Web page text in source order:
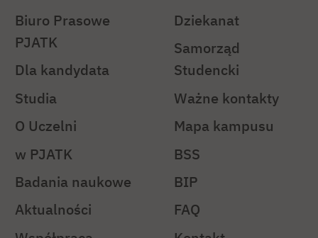
Biuro Prasowe
PJATK
Dla kandydata
Studia
O Uczelni
w PJATK
Badania naukowe
Aktualności
Dziekanat
Samorząd
Studencki
Ważne kontakty
Mapa kampusu
BSS
BIP
FAQ